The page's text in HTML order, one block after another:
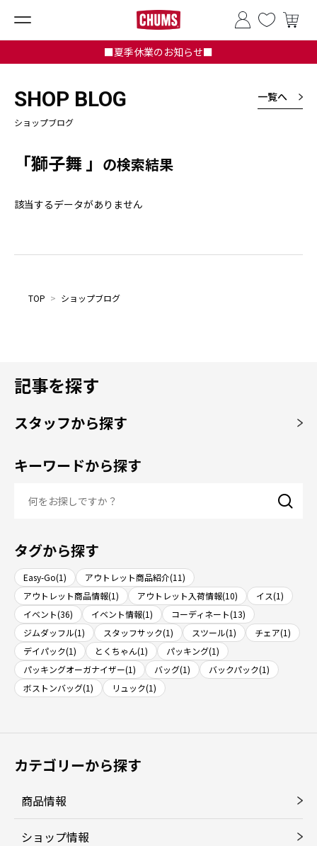
■夏季休業のお知らせ■
SHOP BLOG
ショップブログ
一覧へ
「獅子舞 」 の検索結果
該当するデータがありません
TOP > ショップブログ
記事を探す
スタッフから探す
キーワードから探す
タグから探す
Easy-Go(1)
アウトレット商品紹介(11)
アウトレット商品情報(1)
アウトレット入荷情報(10)
イス(1)
イベント(36)
イベント情報(1)
コーディネート(13)
ジムダッフル(1)
スタッフサック(1) スツール(1)
チェア(1)
デイパック(1)
とくちゃん(1)
パッキング(1)
パッキングオーガナイザー(1)
バッグ(1)
バックパック(1)
ボストンバッグ(1)
リュック(1)
カテゴリーから探す
商品情報
ショップ情報